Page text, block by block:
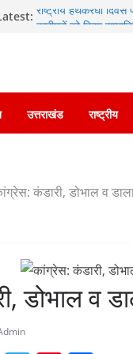
राष्ट्रीय हथकरघा
जनकल्याण, रोजगार,
कैबिनेट के ऐतिहासिक
एमडीडीए का अवैध
उत्तराखंड राष्ट्रीय
कंडारी, डोभाल व
डोभाल व